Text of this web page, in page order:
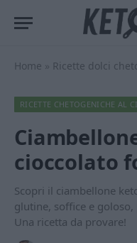
Home » Ricette dolci
RICETTE CHETOGENICHE AL
cioccolato
Scopri il ciambellone
glutine, soffice e
Una ricetta da provare!